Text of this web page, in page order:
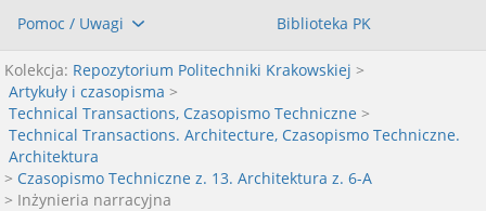
Pomoc / Uwagi Biblioteka PK
Kolekcja: Repozytorium Politechniki Krakowskiej >
Artykuły i czasopisma >
Technical Transactions, Czasopismo Techniczne >
Technical Transactions. Architecture, Czasopismo Techniczne.
Architektura
> Czasopismo Techniczne z. 13. Architektura z. 6-A
> Inżynieria narracyjna